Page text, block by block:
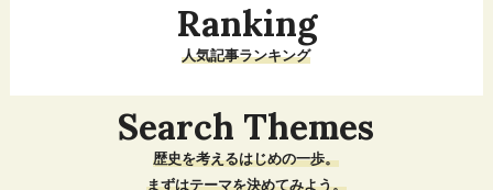
Ranking
人気記事ランキング
Search Themes
歴史を考えるはじめの一歩。
まずはテーマを決めてみよう。